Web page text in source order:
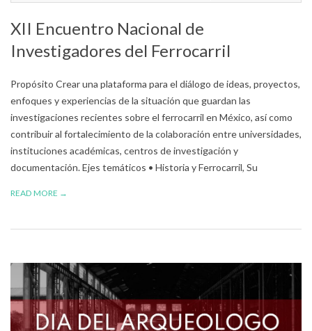
15
XII Encuentro Nacional de
Investigadores del Ferrocarril
Propósito Crear una plataforma para el diálogo de ideas, proyectos,
enfoques y experiencias de la situación que guardan las
investigaciones recientes sobre el ferrocarril en México, así como
contribuir al fortalecimiento de la colaboración entre universidades,
instituciones académicas, centros de investigación y
documentación. Ejes temáticos • Historia y Ferrocarril, Su
READ MORE →